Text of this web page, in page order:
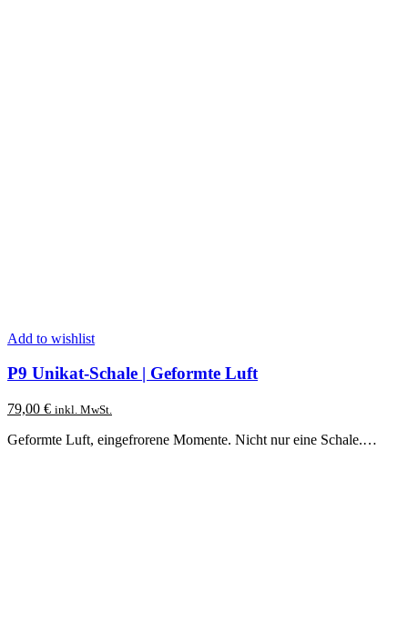
Add to wishlist
P9 Unikat-Schale | Geformte Luft
79,00 € inkl. MwSt.
Geformte Luft, eingefrorene Momente. Nicht nur eine Schale.…